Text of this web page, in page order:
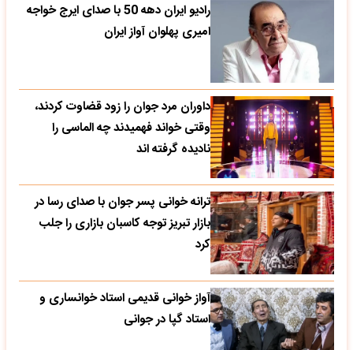
رادیو ایران دهه 50 با صدای ایرج خواجه
امیری پهلوان آواز ایران
داوران مرد جوان را زود قضاوت کردند،
وقتی خواند فهمیدند چه الماسی را
نادیده گرفته اند
ترانه خوانی پسر جوان با صدای رسا در
بازار تبریز توجه کاسبان بازاری را جلب
کرد
آواز خوانی قدیمی استاد خوانساری و
استاد گپا در جوانی